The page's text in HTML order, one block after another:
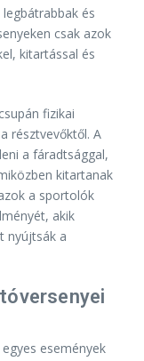
és
csak azok
kitartással és
fizikai
résztvevőktől. A
a fáradtsággal,
kitartanak
a sportolók
akik
nyújtsák a
események